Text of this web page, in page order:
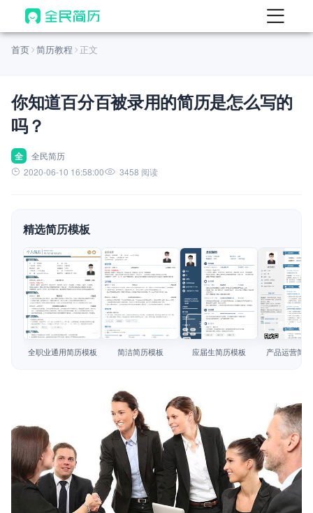
首页
AI 生成简历
AI 翻译简历
AI 诊断简历
面试自我介绍
AI 职场工具 New
简历模板
简历教程
首页 简历教程 正文
你知道百分百被录用的简历是怎么写的
吗？
全
全民简历
2020-06-10 16:58:00
3458 阅读
精选简历模板
查看模板
全职业通用简历模板
查看模板
简洁简历模板
查看模板
应届生简历模板
查看模板
产品运营简